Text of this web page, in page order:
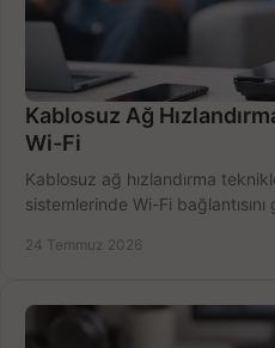
Kablosuz Ağ
Wi-Fi
Kablosuz ağ hızlandırma
sistemlerinde Wi-Fi
24 Temmuz 2026